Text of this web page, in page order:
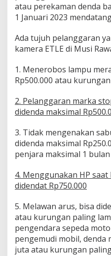
l
a
u
k
a
T
i
a
n
g
l
e
k
o
n
k
atau perekaman denda
1 Januari 2023
Ada tujuh pelanggaran
kamera ETLE di Musi
1. Menerobos lampu
Rp500.000 atau
2. Pelanggaran marka
didenda maksimal
3. Tidak mengenakan
didenda maksimal
penjara maksimal 1 bulan
4. Menggunakan HP
didendat Rp750.000
5. Melawan arus, bisa
atau kurungan paling
pengendara sepeda
pengemudi mobil, denda
juta atau kurungan